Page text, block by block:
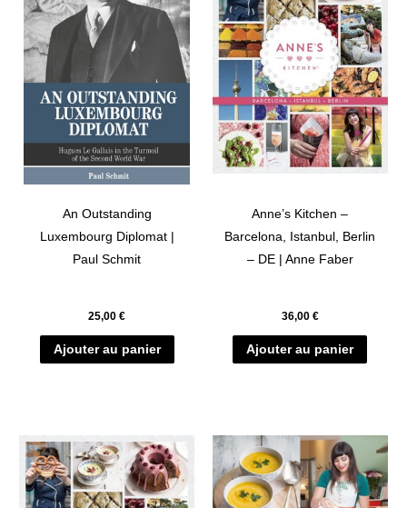
An Outstanding
Luxembourg Diplomat |
Paul Schmit
25,00€
Ajouter au panier
Anne’s Kitchen –
Barcelona, Istanbul, Berlin
– DE | Anne Faber
36,00 €
Ajouter au panier